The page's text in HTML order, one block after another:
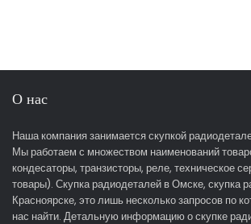
О нас
Наша компания занимается скупкой
Мы работаем с множеством наименований
кондесаторы, транзисторы, реле, техническое
товары). Скупка радиодеталей в Омске, скупка
Красноярске, это лишь несколько запросов по
нас найти. Детальную информацию о скупке